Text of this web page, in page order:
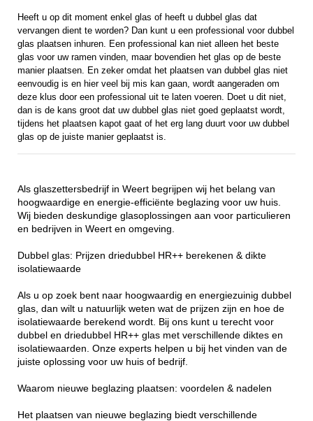
Heeft u op dit moment enkel glas of heeft u dubbel glas dat
vervangen dient te worden? Dan kunt u een professional voor dubbel
glas plaatsen inhuren. Een professional kan niet alleen het beste
glas voor uw ramen vinden, maar bovendien het glas op de beste
manier plaatsen. En zeker omdat het plaatsen van dubbel glas niet
eenvoudig is en hier veel bij mis kan gaan, wordt aangeraden om
deze klus door een professional uit te laten voeren. Doet u dit niet,
dan is de kans groot dat uw dubbel glas niet goed geplaatst wordt,
tijdens het plaatsen kapot gaat of het erg lang duurt voor uw dubbel
glas op de juiste manier geplaatst is.
Als glaszettersbedrijf in Weert begrijpen wij het belang van
hoogwaardige en energie-efficiënte beglazing voor uw huis.
Wij bieden deskundige glasoplossingen aan voor particulieren
en bedrijven in Weert en omgeving.
Dubbel glas: Prijzen driedubbel HR++ berekenen & dikte
isolatiewaarde
Als u op zoek bent naar hoogwaardig en energiezuinig dubbel
glas, dan wilt u natuurlijk weten wat de prijzen zijn en hoe de
isolatiewaarde berekend wordt. Bij ons kunt u terecht voor
dubbel en driedubbel HR++ glas met verschillende diktes en
isolatiewaarden. Onze experts helpen u bij het vinden van de
juiste oplossing voor uw huis of bedrijf.
Waarom nieuwe beglazing plaatsen: voordelen & nadelen
Het plaatsen van nieuwe beglazing biedt verschillende